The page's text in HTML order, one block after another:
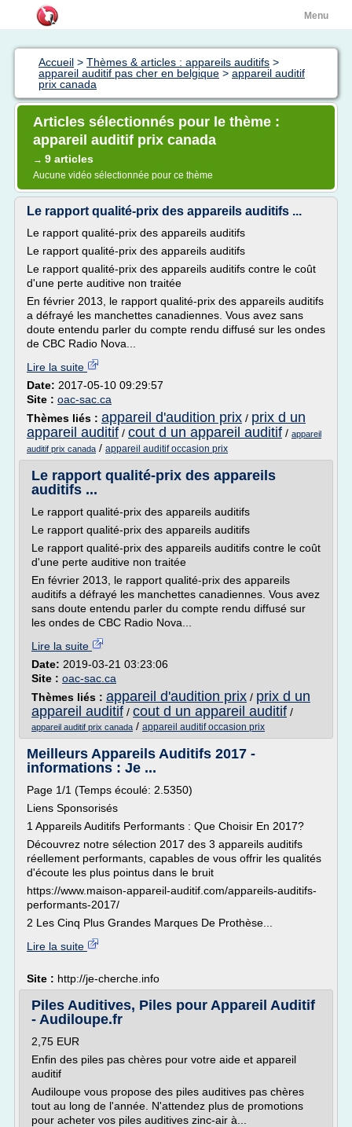
Menu
Accueil > Thèmes & articles : appareils auditifs >
appareil auditif pas cher en belgique > appareil auditif
prix canada
Articles sélectionnés pour le thème :
appareil auditif prix canada
→ 9 articles
Aucune vidéo sélectionnée pour ce thème
Le rapport qualité-prix des appareils auditifs ...
Le rapport qualité-prix des appareils auditifs
Le rapport qualité-prix des appareils auditifs
Le rapport qualité-prix des appareils auditifs contre le coût
d'une perte auditive non traitée
En février 2013, le rapport qualité-prix des appareils auditifs
a défrayé les manchettes canadiennes. Vous avez sans
doute entendu parler du compte rendu diffusé sur les ondes
de CBC Radio Nova...
Lire la suite
Date: 2017-05-10 09:29:57
Site : oac-sac.ca
Thèmes liés : appareil d'audition prix / prix d un
appareil auditif / cout d un appareil auditif / appareil
auditif prix canada / appareil auditif occasion prix
Le rapport qualité-prix des appareils
auditifs ...
Le rapport qualité-prix des appareils auditifs
Le rapport qualité-prix des appareils auditifs
Le rapport qualité-prix des appareils auditifs contre le coût
d'une perte auditive non traitée
En février 2013, le rapport qualité-prix des appareils
auditifs a défrayé les manchettes canadiennes. Vous avez
sans doute entendu parler du compte rendu diffusé sur
les ondes de CBC Radio Nova...
Lire la suite
Date: 2019-03-21 03:23:06
Site : oac-sac.ca
Thèmes liés : appareil d'audition prix / prix d un
appareil auditif / cout d un appareil auditif /
appareil auditif prix canada / appareil auditif occasion prix
Meilleurs Appareils Auditifs 2017 -
informations : Je ...
Page 1/1 (Temps écoulé: 2.5350)
Liens Sponsorisés
1 Appareils Auditifs Performants : Que Choisir En 2017?
Découvrez notre sélection 2017 des 3 appareils auditifs
réellement performants, capables de vous offrir les qualités
d'écoute les plus pointus dans le bruit
https://www.maison-appareil-auditif.com/appareils-auditifs-
performants-2017/
2 Les Cinq Plus Grandes Marques De Prothèse...
Lire la suite
Site : http://je-cherche.info
Piles Auditives, Piles pour Appareil Auditif
- Audiloupe.fr
2,75 EUR
Enfin des piles pas chères pour votre aide et appareil
auditif
Audiloupe vous propose des piles auditives pas chères
tout au long de l'année. N'attendez plus de promotions
pour acheter vos piles auditives zinc-air à...